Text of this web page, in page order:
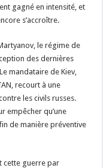
gagné en intensité, et
s’accroître.
le régime de
des dernières
mandataire de Kiev,
recourt à une
les civils russes.
empêcher qu’une
de manière préventive
cette guerre par